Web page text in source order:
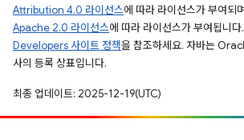
Attribution 4.0 라이선스에 따라 라이선스가 부여되
Apache 2.0 라이선스에 따라 라이선스가 부여됩니
Developers 사이트 정책을 참조하세요. 자바는
사의 등록 상표입니다.
최종 업데이트: 2025-12-19(UTC)